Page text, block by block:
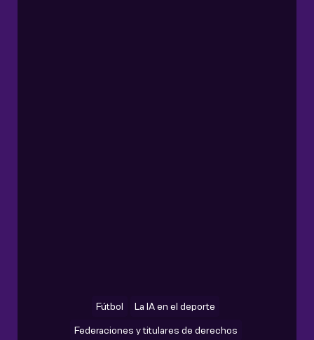
Fútbol La IA en el deporte
Federaciones y titulares de derechos